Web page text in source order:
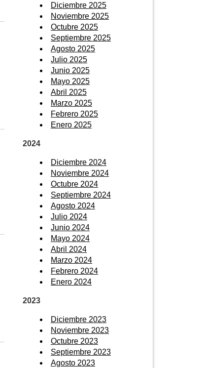
Diciembre 2025
Noviembre 2025
Octubre 2025
Septiembre 2025
Agosto 2025
Julio 2025
Junio 2025
Mayo 2025
Abril 2025
Marzo 2025
Febrero 2025
Enero 2025
2024
Diciembre 2024
Noviembre 2024
Octubre 2024
Septiembre 2024
Agosto 2024
Julio 2024
Junio 2024
Mayo 2024
Abril 2024
Marzo 2024
Febrero 2024
Enero 2024
2023
Diciembre 2023
Noviembre 2023
Octubre 2023
Septiembre 2023
Agosto 2023